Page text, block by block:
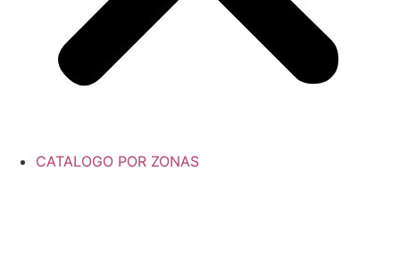
CATALOGO POR ZONAS